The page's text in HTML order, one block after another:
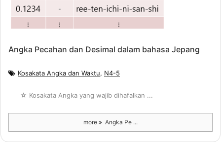
Angka Pecahan dan Desimal dalam bahasa Jepang
Kosakata Angka dan Waktu, N4-5
☆ Kosakata Angka yang wajib dihafalkan ...
more Angka Pe ...